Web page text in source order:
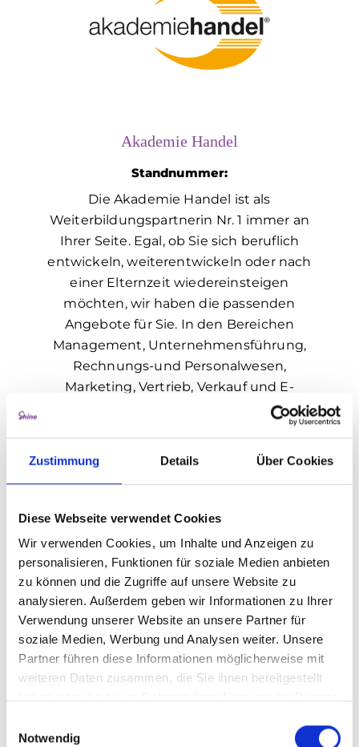
Zustimmung Details Über Cookies
Diese Webseite verwendet Cookies
Wir verwenden Cookies, um Inhalte und Anzeigen zu
personalisieren, Funktionen für soziale Medien anbieten
zu können und die Zugriffe auf unsere Website zu
analysieren. Außerdem geben wir Informationen zu Ihrer
Verwendung unserer Website an unsere Partner für
soziale Medien, Werbung und Analysen weiter. Unsere
Partner führen diese Informationen möglicherweise mit
weiteren Daten zusammen, die Sie ihnen bereitgestellt
Notwendig
Akademie Handel
Standnummer:
Die Akademie Handel ist als
Weiterbildungspartnerin Nr. 1 immer an
Ihrer Seite. Egal, ob Sie sich beruflich
entwickeln, weiterentwickeln oder nach
einer Elternzeit wiedereinsteigen
möchten, wir haben die passenden
Angebote für Sie. In den Bereichen
Management, Unternehmensführung,
Rechnungs-und Personalwesen,
Marketing, Vertrieb, Verkauf und E-
Commerce sind wir für Sie da.
https://www.akademie-handel.de/
AMS OSRAM
Standnummer:
ams OSRAM is a global leader in optical
solutions. We offer a unique product and
illumination and visualization: from prime-